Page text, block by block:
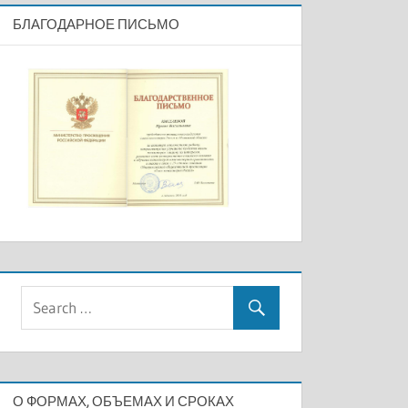
БЛАГОДАРНОЕ ПИСЬМО
О ФОРМАХ, ОБЪЕМАХ И СРОКАХ